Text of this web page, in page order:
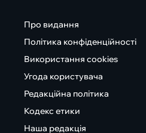
Про видання
Політика конфіденційності
Використання cookies
Угода користувача
Редакційна політика
Кодекс етики
Наша редакція